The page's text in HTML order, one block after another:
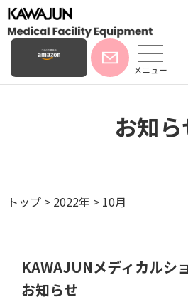
メニュー
お知
トップ > 2022年 > 10月
KAWAJUNメディカルシ
お知らせ